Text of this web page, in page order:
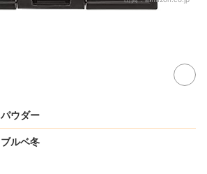
パウダー
ブルベ冬